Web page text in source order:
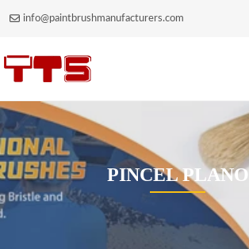
info@paintbrushmanufacturers.com
PINCEL PLANO